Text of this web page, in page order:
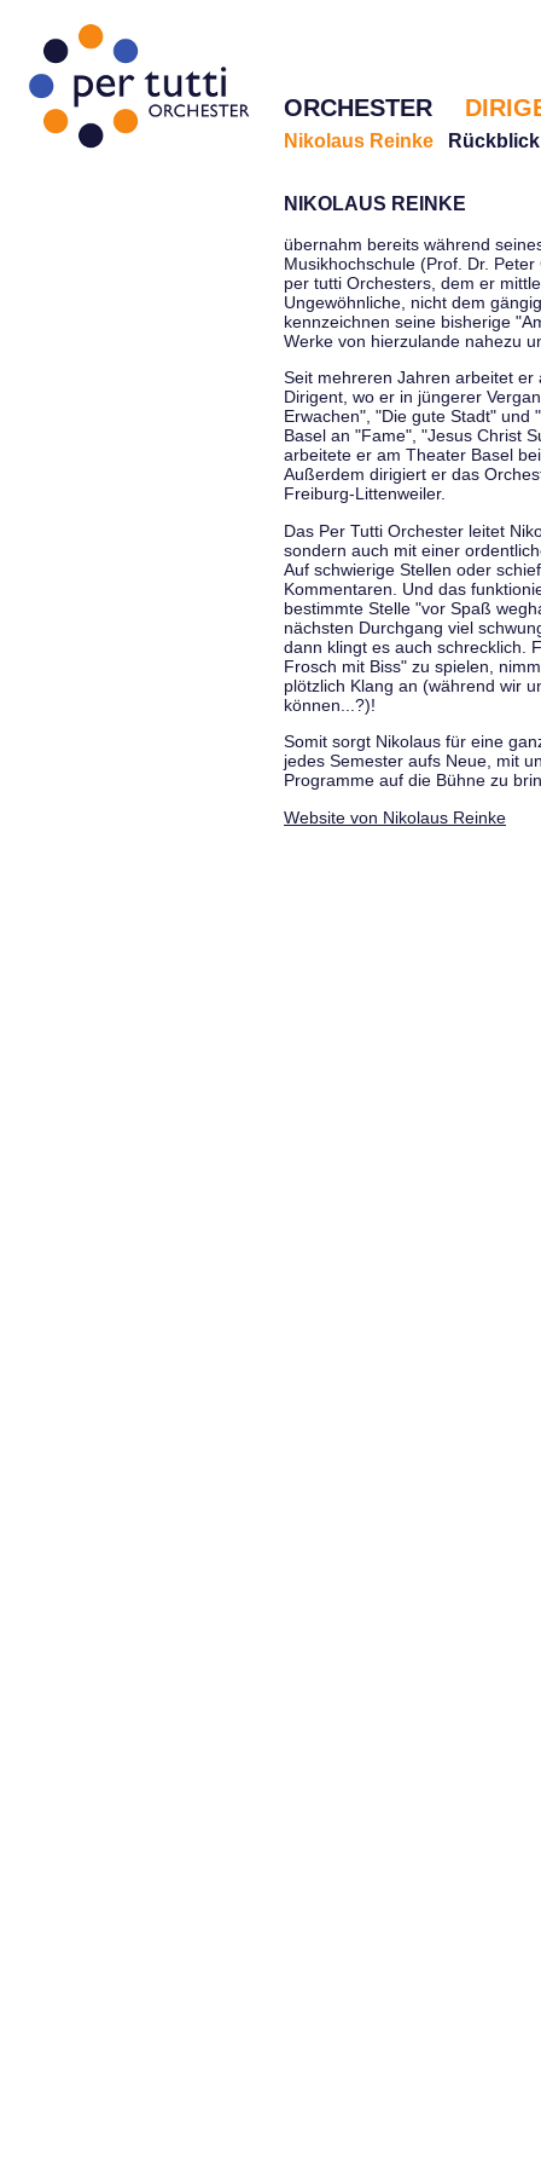
ORCHESTER
Nikolaus Reinke Rückblick
NIKOLAUS REINKE
übernahm bereits während
Musikhochschule (Prof. Dr.
per tutti Orchesters, dem er
Ungewöhnliche, nicht dem
kennzeichnen seine bisherige
Werke von hierzulande nahezu
Seit mehreren Jahren arbeitet
Dirigent, wo er in jüngerer
Erwachen", "Die gute Stadt" und
Basel an "Fame", "Jesus Christ
arbeitete er am Theater Basel
Außerdem dirigiert er das
Freiburg-Littenweiler.
Das Per Tutti Orchester leitet
sondern auch mit einer
Auf schwierige Stellen oder
Kommentaren. Und das
bestimmte Stelle "vor Spaß
nächsten Durchgang viel
dann klingt es auch schrecklich.
Frosch mit Biss" zu spielen,
plötzlich Klang an (während wir
können...?)!
Somit sorgt Nikolaus für eine
jedes Semester aufs Neue, mit
Programme auf die Bühne zu
Website von Nikolaus Reinke